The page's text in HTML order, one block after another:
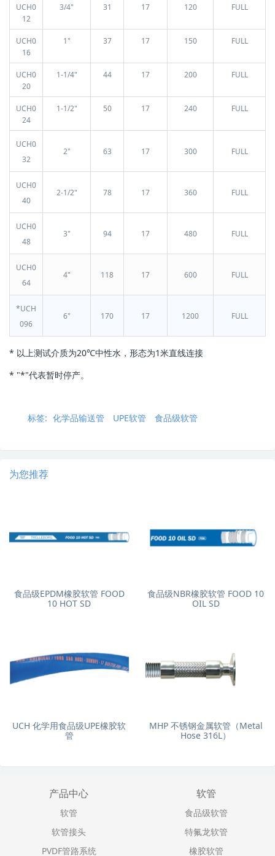
UCH0
12
3/4" 31 17 120 FULL
UCH0
16
1" 37 17 150 FULL
UCH0
20
1-1/4" 44 17 200 FULL
UCH0
24
1-1/2" 50 17 240 FULL
UCH0
32
2" 63 17 300 FULL
UCH0
40
2-1/2" 78 17 360 FULL
UCH0
48
3" 94 17 480 FULL
UCH0
64
4" 118 17 600 FULL
*UCH
096
6" 170 17 1200 FULL
* 以上测试介质为20℃中性水，形态为1米直线连接
* "*"代表暂时停产。
标签: 化学品输送管 UPE软管 食品级软管
为您推荐
食品级EPDM橡胶软管 FOOD
10 HOT SD
食品级NBR橡胶软管 FOOD 10
OIL SD
UCH 化学用食品级UPE橡胶软
管
MHP 不锈钢金属软管（Metal
Hose 316L）
产品中心
软管
软管接头
PVDF管路系统
软管
食品级软管
特氟龙软管
橡胶软管